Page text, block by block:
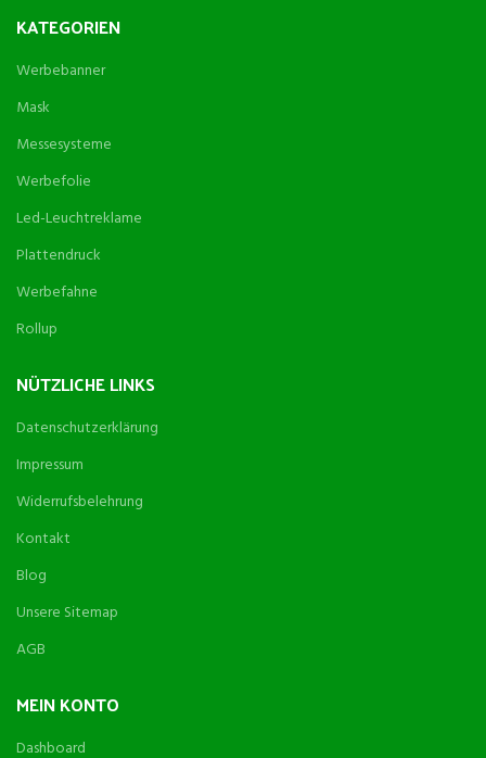
KATEGORIEN
Werbebanner
Mask
Messesysteme
Werbefolie
Led-Leuchtreklame
Plattendruck
Werbefahne
Rollup
NÜTZLICHE LINKS
Datenschutzerklärung
Impressum
Widerrufsbelehrung
Kontakt
Blog
Unsere Sitemap
AGB
MEIN KONTO
Dashboard